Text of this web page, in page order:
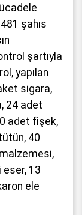
şahıs
şartıyla
yapılan
sigara,
24 adet
adet fişek,
40
13
ele